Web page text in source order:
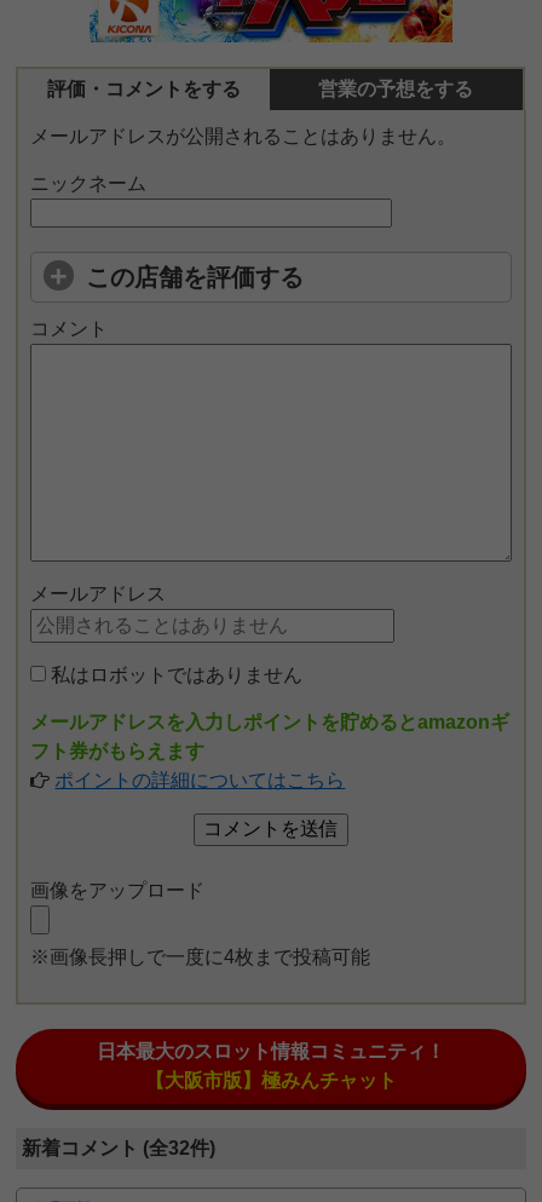
評価・コメントをする 営業の予想をする
メールアドレスが公開されることはありません。
ニックネーム
この店舗を評価する
コメント
メールアドレス
私はロボットではありません
メールアドレスを入力しポイントを貯めるとamazonギ
フト券がもらえます
ポイントの詳細についてはこちら
画像をアップロード
※画像長押しで一度に4枚まで投稿可能
日本最大のスロット情報コミュニティ！
【大阪市版】極みんチャット
新着コメント (全32件)